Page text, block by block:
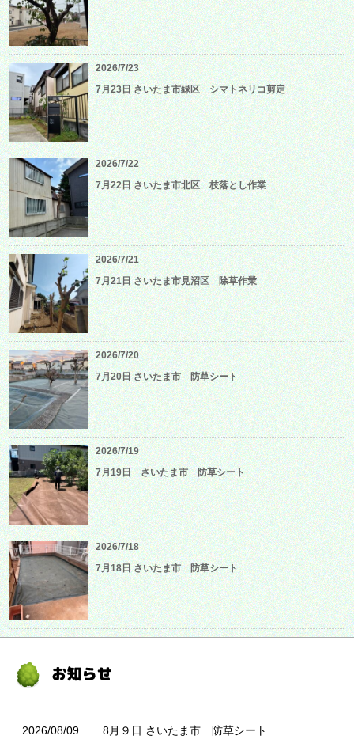
2026/7/23
7月23日 さいたま市緑区 シマトネリコ剪定
2026/7/22
7月22日 さいたま市北区 枝落とし作業
2026/7/21
7月21日 さいたま市見沼区 除草作業
2026/7/20
7月20日 さいたま市 防草シート
2026/7/19
7月19日 さいたま市 防草シート
2026/7/18
7月18日 さいたま市 防草シート
2026/08/09 8月９日 さいたま市 防草シート